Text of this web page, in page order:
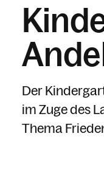
Kalender
Kontakt
Der
im Zuge des
Thema